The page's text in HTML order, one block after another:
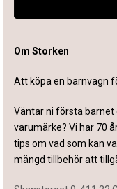
Om Storken
Att köpa en barnvagn
Väntar ni första
varumärke? Vi har 70
tips om vad som kan
mängd tillbehör att